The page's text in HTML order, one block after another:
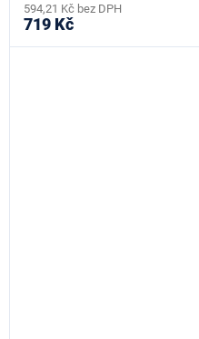
594,21 Kč bez DPH
719 Kč